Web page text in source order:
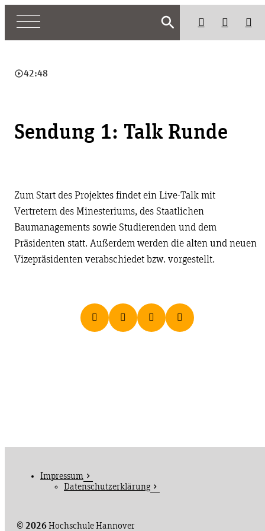
search
play_circle_outline42:48
Sendung 1: Talk Runde
Zum Start des Projektes findet ein Live-Talk mit
Vertretern des Minesteriums, des Staatlichen
Baumanagements sowie Studierenden und dem
Präsidenten statt. Außerdem werden die alten und neuen
Vizepräsidenten verabschiedet bzw. vorgestellt.
© 2026Hochschule Hannover
Impressum
Datenschutzerklärung